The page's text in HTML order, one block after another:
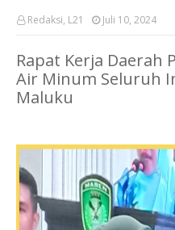
Redaksi, L21 Juli 10, 2024
Rapat Kerja Daerah
Air Minum Seluruh
Maluku